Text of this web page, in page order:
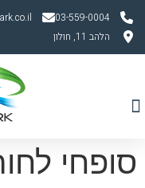
03-559-0004
הלהב 11, חולון
סופחי